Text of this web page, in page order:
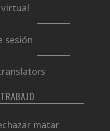
virtual
sesión
matar